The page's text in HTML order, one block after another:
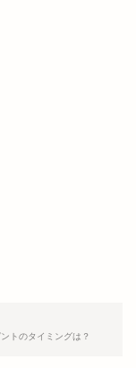
トのタイミングは？